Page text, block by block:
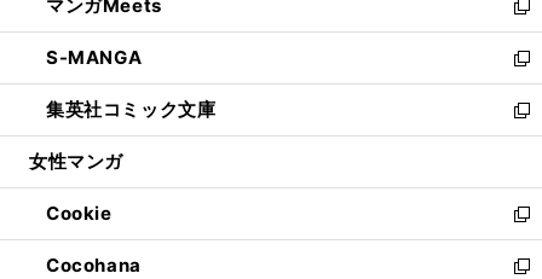
く
で
開
く
ド
ウ
で
開
く
ィ
ン
ド
ウ
で
開
い
ウ
ィ
ン
ド
ウ
開
く
マンガMeets
新
し
い
ウ
ィ
ン
ウ
で
開
く
S-MANGA
新
し
い
ウ
ン
ド
ウ
で
集英社コミック文庫
新
し
ウ
ィ
ン
ド
女性マンガ
Cookie
新
し
い
Cocohana
新